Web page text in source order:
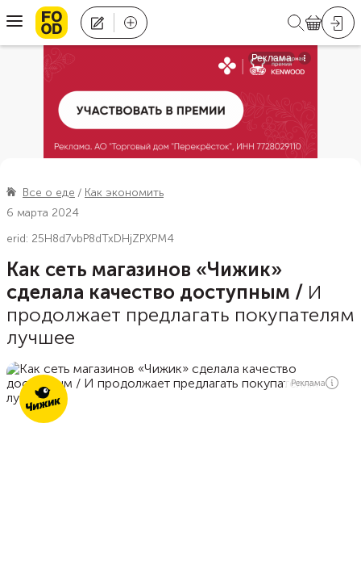
Все о еде
Как экономить
6 марта 2024
erid: 25H8d7vbP8dTxDHjZPXPM4
Как сеть магазинов «Чижик»
сделала качество доступным / И
продолжает предлагать покупателям
лучшее
Реклама